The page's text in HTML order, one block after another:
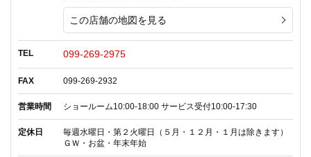
この店舗の地図を見る
TEL 099-269-2975
FAX 099-269-2932
営業時間 ショールーム10:00-18:00 サービス受付10:00-17:30
定休日
毎週水曜日・第２火曜日（５月・１２月・１月は除きます）
ＧＷ・お盆・年末年始